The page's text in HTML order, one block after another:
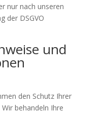
nur nach unseren
der DSGVO
und
den Schutz Ihrer
behandeln Ihre